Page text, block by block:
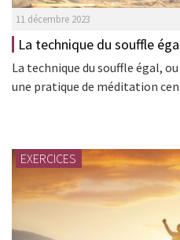
11 décembre 2023
La technique du souffle
La technique du souffle égal,
une pratique de méditation
EXERCICES